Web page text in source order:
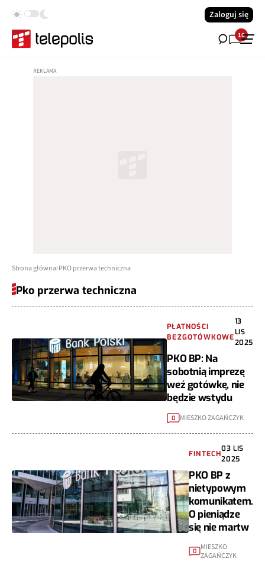
Zaloguj się
10
Strona główna PKO przerwa techniczna
Pko przerwa techniczna
PŁATNOŚCI
BEZGOTÓWKOWE
13
LIS
2025
PKO BP: Na
sobotnią imprezę
weź gotówkę, nie
będzie wstydu
0 MIESZKO ZAGAŃCZYK
FINTECH
03 LIS
2025
PKO BP z
nietypowym
komunikatem.
O pieniądze
się nie martw
0
MIESZKO
ZAGAŃCZYK